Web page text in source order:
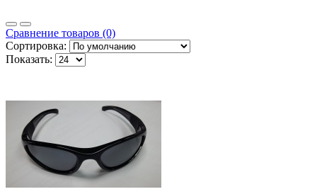
Сравнение товаров (0)
Сортировка:
Показать: